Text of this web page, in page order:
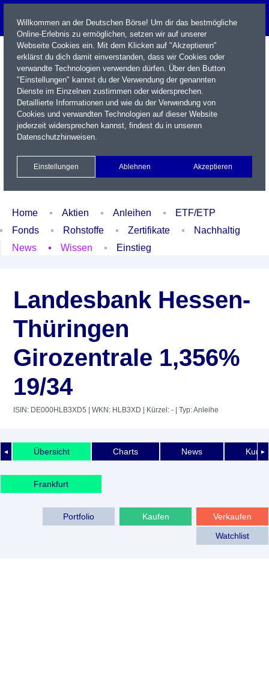
Name / WKN / ISIN / Kürzel
Xetra Realtime
Watchlist Portfolio Login
Home Aktien Anleihen
ETF/ETP
Fonds
Rohstoffe Zertifikate
Nachhaltig
News
Wissen Einstieg
Landesbank Hessen-
Thüringen
Girozentrale 1,356%
19/34
ISIN: DE000HLB3XD5 | WKN: HLB3XD | Kürzel: - | Typ: Anleihe
◄ ►
Übersicht Charts News
Frankfurt
Verkaufen
Kaufen
Portfolio
Watchlist
Willkommen an der Deutschen Börse! Um dir das bestmögliche
Online-Erlebnis zu ermöglichen, setzen wir auf unserer
Webseite Cookies ein. Mit dem Klicken auf "Akzeptieren"
erklärst du dich damit einverstanden, dass wir Cookies oder
verwandte Technologien verwenden dürfen. Über den Button
"Einstellungen" kannst du der Verwendung der genannten
Dienste im Einzelnen zustimmen oder widersprechen.
Detaillierte Informationen und wie du der Verwendung von
Cookies und verwandten Technologien auf dieser Website
jederzeit widersprechen kannst, findest du in unseren
Datenschutzhinweisen.
Einstellungen Ablehnen Akzeptieren